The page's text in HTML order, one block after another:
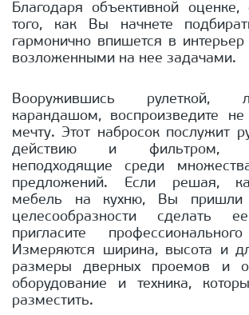
Благодаря объективной
того, как Вы начнете
гармонично впишется в интерьер
возложенными на нее задачами.
Вооружившись рулеткой,
карандашом, воспроизведите
мечту. Этот набросок послужит
действию и фильтром,
неподходящие среди
предложений. Если решая,
мебель на кухню, Вы
целесообразности сделать
пригласите
Измеряются ширина, высота и
размеры дверных проемов и
оборудование и техника,
разместить.